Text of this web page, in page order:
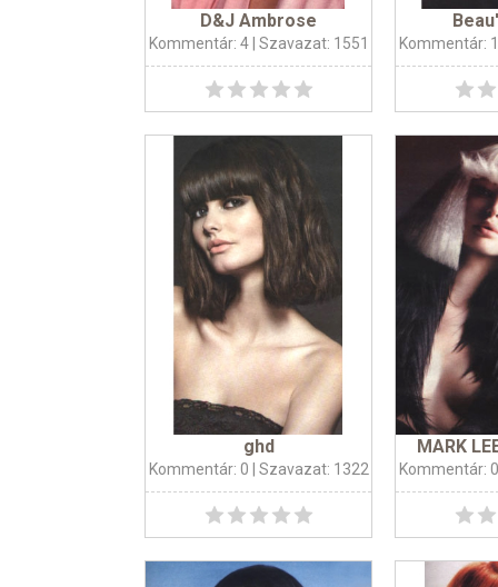
D&J Ambrose
Kommentár: 4| Szavazat: 1551 Kommentár: 1
ghd
Kommentár: 0 | Szavazat: 1322
MARK
Kommentár: 0